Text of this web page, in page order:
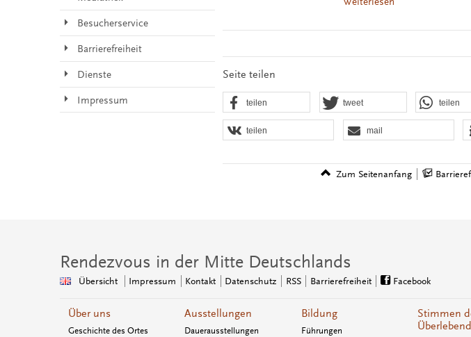
Seite teilen
teilen tweet teilen
teilen mail
Zum Seitenanfang
Besucherservice
Barrierefreiheit
Dienste
Impressum
Rendezvous in der Mitte Deutschlands
Übersicht Impressum Kontakt Datenschutz RSS Barrierefreiheit Facebook
Über uns
Geschichte des Ortes
Ausstellungen
Dauerausstellungen
Bildung
Führungen
Stimmen